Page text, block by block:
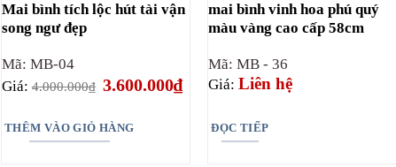
Mai bình tích lộc hút tài vận
song ngư đẹp
Mã: MB-04
Giá:4.000.000₫ Giá
gốc
4.000.000₫.
3.600.000₫Giá
hiện
3.600.000₫.
THÊM VÀO GIỎ HÀNG
mai bình vinh hoa phú quý
màu vàng cao cấp 58cm
Mã: MB - 36
Giá:Liên hệ
ĐỌC TIẾP